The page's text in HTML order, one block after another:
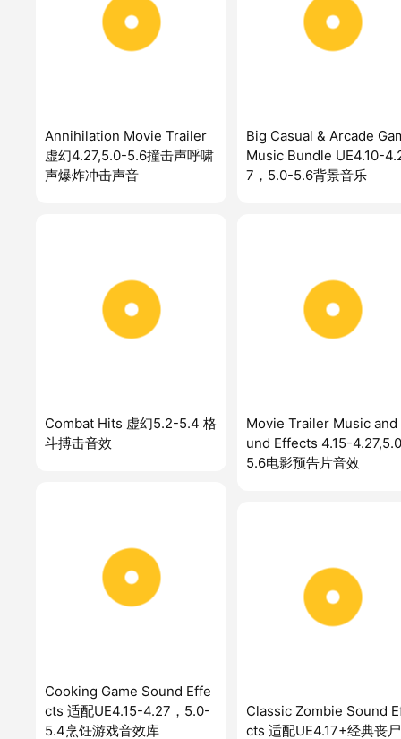
Annihilation Movie Trailer
虚幻4.27,5.0-5.6撞击声呼啸
声爆炸冲击声音
Big Casual & Arcade
Music Bundle UE4.10-
7，5.0-5.6背景音乐
Combat Hits 虚幻5.2-5.4 格
斗搏击音效
Movie Trailer Music and
und Effects 4.15-
5.6电影预告片音效
Cooking Game Sound Effe
cts 适配UE4.15-4.27，5.0-
5.4烹饪游戏音效库
Classic Zombie Sound
cts 适配UE4.17+经典丧